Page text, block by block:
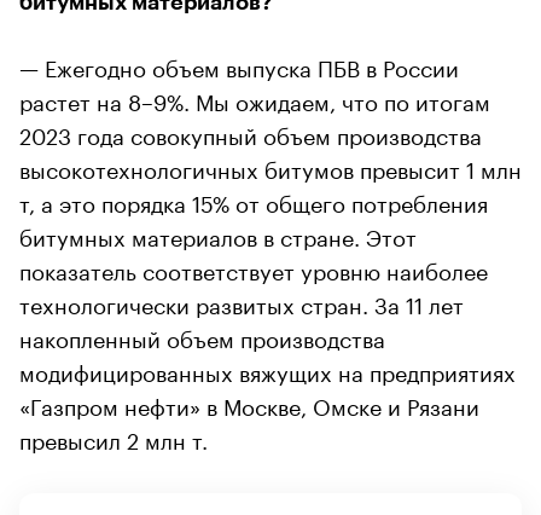
— Ежегодно объем выпуска ПБВ в России
растет на 8–9%. Мы ожидаем, что по итогам
2023 года совокупный объем производства
высокотехнологичных битумов превысит 1 млн
т, а это порядка 15% от общего потребления
битумных материалов в стране. Этот
показатель соответствует уровню наиболее
технологически развитых стран. За 11 лет
накопленный объем производства
модифицированных вяжущих на предприятиях
«Газпром нефти» в Москве, Омске и Рязани
превысил 2 млн т.